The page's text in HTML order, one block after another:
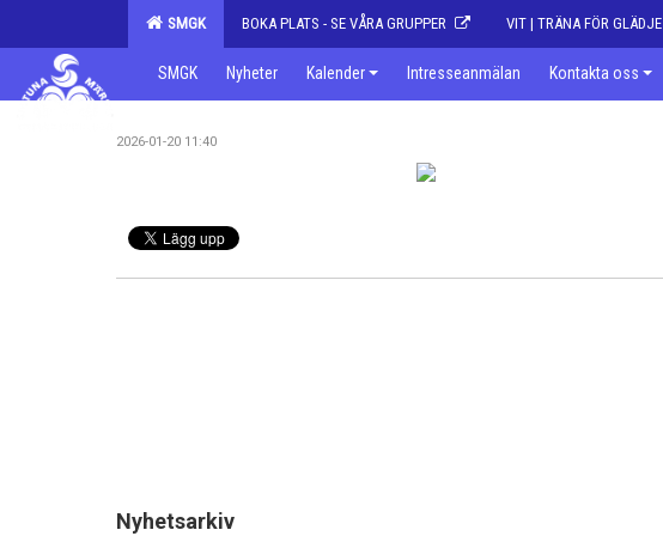
SMGK BOKA PLATS - SE VÅRA GRUPPER VIT | TRÄNA FÖR GLÄDJE
SMGK Nyheter Kalender Intresseanmälan Kontakta oss
2026-01-20 11:40
Nyhetsarkiv